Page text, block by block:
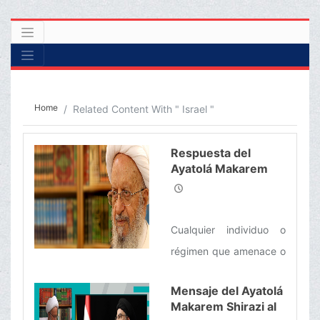
Home Related Content With " Israel "
Respuesta del
Ayatolá Makarem
Shirazi a las
Régimen Sionista
contra el Líder
Cualquier individuo o
régimen que amenace o
Supremo, con la
intención de perjudicar
Mensaje del Ayatolá
Makarem Shirazi al